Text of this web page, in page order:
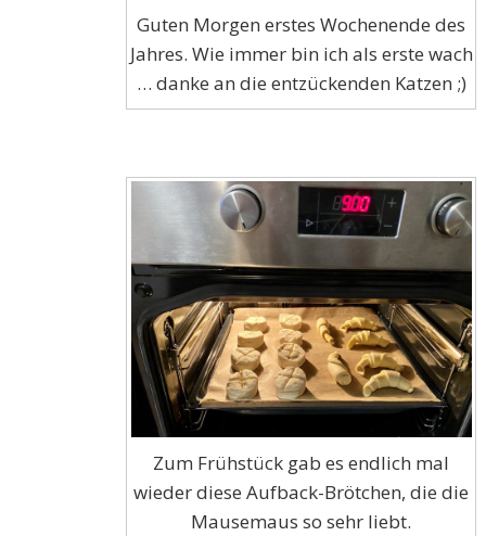
Guten Morgen erstes Wochenende des
Jahres. Wie immer bin ich als erste wach
… danke an die entzückenden Katzen ;)
Zum Frühstück gab es endlich mal
wieder diese Aufback-Brötchen, die die
Mausemaus so sehr liebt.